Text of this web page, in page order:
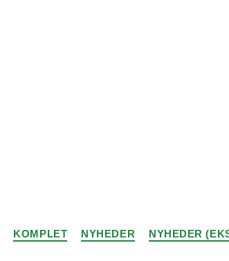
Kategorier
KOMPLET NYHEDER NYHEDER